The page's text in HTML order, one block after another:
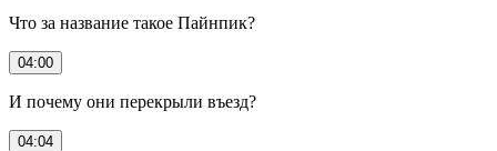
Что за название такое Пайнпик?
04:00
И почему они перекрыли въезд?
04:04